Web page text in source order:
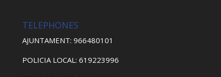
TELEPHONES
AJUNTAMENT: 966480101
POLICIA LOCAL: 619223996